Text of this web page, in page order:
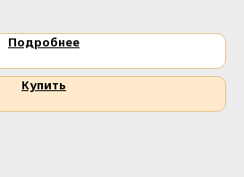
Подробнее
Купить